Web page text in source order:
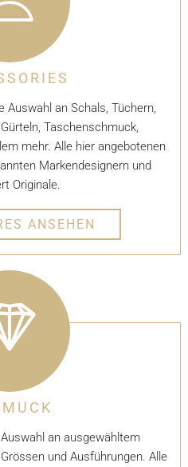
Auswahl an Schals, Tüchern,
Taschenschmuck,
mehr. Alle hier angebotenen
Markendesignern und
Originale.
ANSEHEN
an ausgewähltem
und Ausführungen. Alle